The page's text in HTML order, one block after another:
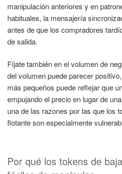
manipulación anteriores y en
habituales, la mensajería
antes de que los compradores
de salida.
Fíjate también en el volumen de
del volumen puede parecer
más pequeños puede reflejar que
empujando el precio en lugar de
una de las razones por las que los
flotante son especialmente
Por qué los tokens de